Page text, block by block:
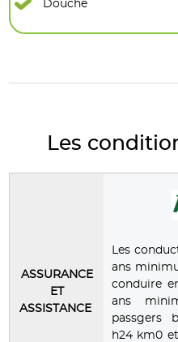
Douche
Les
ASSURANCE
ET
ASSISTANCE
Les
ans
conduire
ans
passgers
h24 km0